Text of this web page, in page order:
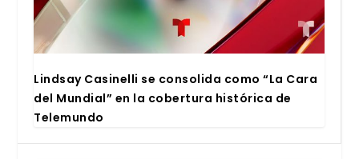
Lind­say Casi­ne­lli se con­so­li­da como “La Cara
del Mun­dial” en la cober­tu­ra his­tó­ri­ca de
Tele­mun­do